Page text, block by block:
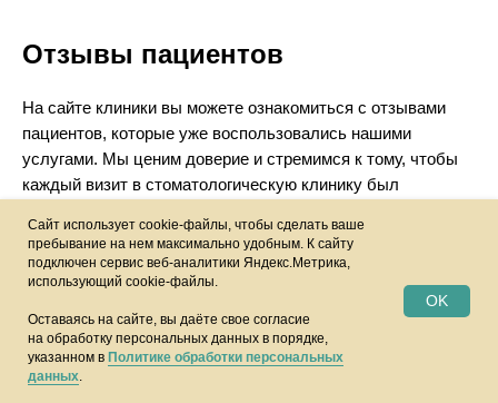
Отзывы пациентов
На сайте клиники вы можете ознакомиться с отзывами
пациентов, которые уже воспользовались нашими
услугами. Мы ценим доверие и стремимся к тому, чтобы
каждый визит в стоматологическую клинику был
Стоматология для взрослых
«Оригами» — это стоматологическая клиника, где
оказывают лечение взрослым. Наши специалисты найдут
подход к каждому пациенту и обеспечат бережное и
Сайт использует cookie-файлы, чтобы сделать ваше
пребывание на нем максимально удобным. К cайту
подключен сервис веб-аналитики Яндекс.Метрика,
использующий cookie-файлы.
Оставаясь на сайте, вы даёте свое согласие
на обработку персональных данных в порядке,
указанном в Политике обработки персональных
данных.
OK